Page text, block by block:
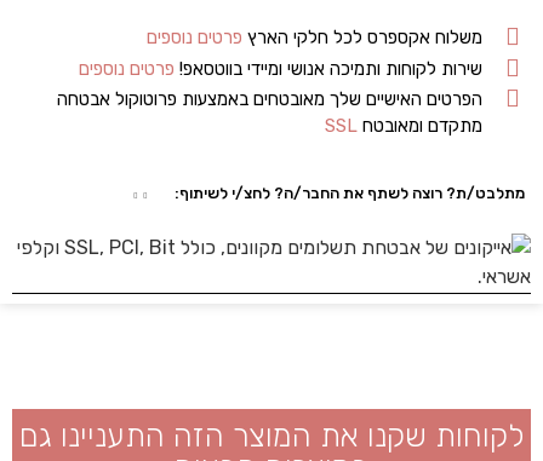
משלוח אקספרס לכל חלקי הארץ פרטים נוספים
שירות לקוחות ותמיכה אנושי ומיידי בווטסאפ! פרטים נוספים
הפרטים האישיים שלך מאובטחים באמצעות פרוטוקול אבטחה
מתקדם ומאובטחSSL
מתלבט/ת? רוצה לשתף את החבר/ה? לחצ/י לשיתוף:
לקוחות שקנו את המוצר הזה התעניינו גם